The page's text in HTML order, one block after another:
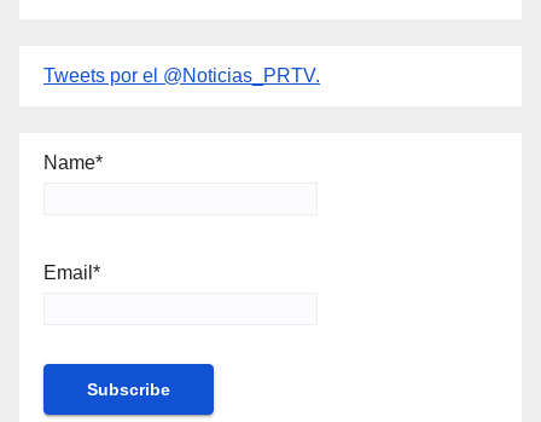
Tweets por el @Noticias_PRTV.
Name*
Email*